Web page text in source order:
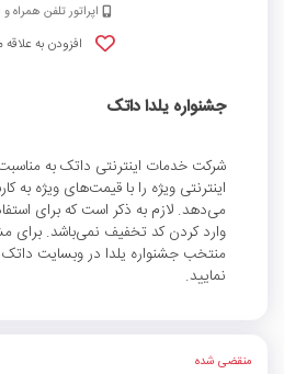
اپراتور تلفن همراه و
افزودن به
جشنواره یلدا داتک
شرکت خدمات اینترنتی داتک به
اینترنتی ویژه را با قیمت‌های ویژه به
می‌دهد. لازم به ذکر است که برای
وارد کردن کد تخفیف نمی‌باشد. برای
منتخب جشنواره یلدا در وبسایت
نمایید.
منقضی شده